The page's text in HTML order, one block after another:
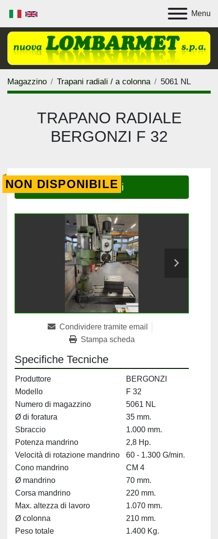
Menu
Magazzino Trapani radiali / a colonna 5061 NL
TRAPANO RADIALE
BERGONZI F 32
NON DISPONIBILE
Contattaci
Condividere tramite email
Stampa scheda
Specifiche Tecniche
Produttore
BERGONZI
Modello
F 32
Numero di magazzino
5061 NL
Ø di foratura
35 mm.
Sbraccio
1.000 mm.
Potenza mandrino
2,8 Hp.
Velocità di rotazione mandrino
60 - 1.300 G/min.
Cono mandrino
CM 4
Ø mandrino
70 mm.
Corsa mandrino
220 mm.
Max. altezza di lavoro
1.070 mm.
Ø colonna
210 mm.
Peso totale
1.400 Kg.